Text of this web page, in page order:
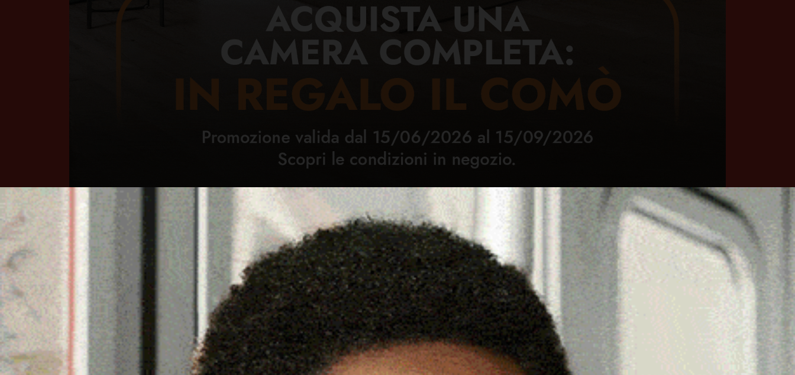
Home Ozieri Territorio Sardegna Cronaca Attualità Sport Cultura Rubriche Necrologie
Numeri
utili
Contatti
A BADESI LA PRESENTAZIONE DEL LIBRO “IL PESO
DELLA GALENA. LA STORIA DELLA FAMIGLIA SANNA”
26 Agosto 2024, 16:10
Cerca
Cerca